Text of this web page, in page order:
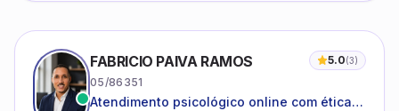
FABRICIO PAIVA RAMOS 5.0(3)
05/86351
Atendimento psicológico online com ética,